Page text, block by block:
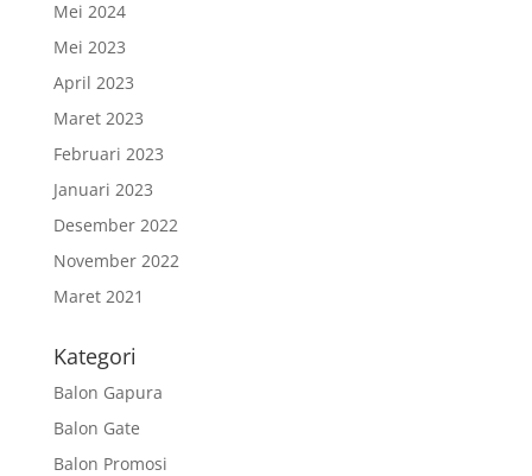
Mei 2024
Mei 2023
April 2023
Maret 2023
Februari 2023
Januari 2023
Desember 2022
November 2022
Maret 2021
Kategori
Balon Gapura
Balon Gate
Balon Promosi